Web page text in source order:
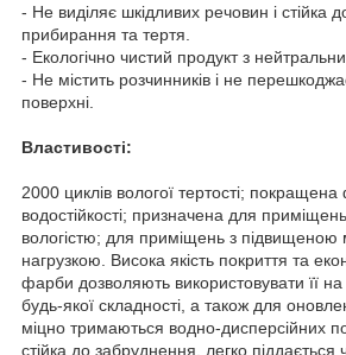
- Не виділяє шкідливих речовин і стійка
прибирання та тертя.
- Екологічно чистий продукт з
- Не містить розчинників і не
поверхні.
Властивості:
2000 циклів вологої тертості;
водостійкості; призначена для
вологістю; для приміщень з підвищеною
нагрузкою. Висока якість покриття та
фарби дозволяють використовувати її на
будь-якої складності, а також для
міцно тримаються водно-дисперсійних
стійка до забруднення, легко